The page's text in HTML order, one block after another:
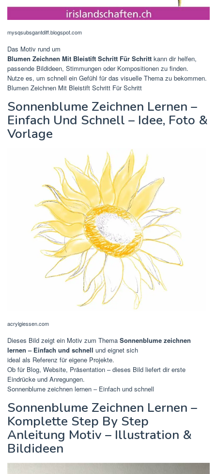
mysqsubsgantdiff.blogspot.com
Das Motiv rund um
Blumen Zeichnen Mit Bleistift Schritt Für Schritt kann dir helfen,
passende Bildideen, Stimmungen oder Kompositionen zu finden.
Nutze es, um schnell ein Gefühl für das visuelle Thema zu bekommen.
Blumen Zeichnen Mit Bleistift Schritt Für Schritt
Sonnenblume Zeichnen Lernen –
Einfach Und Schnell – Idee, Foto &
Vorlage
acrylgiessen.com
Dieses Bild zeigt ein Motiv zum Thema Sonnenblume zeichnen
lernen – Einfach und schnell und eignet sich
ideal als Referenz für eigene Projekte.
Ob für Blog, Website, Präsentation – dieses Bild liefert dir erste
Eindrücke und Anregungen.
Sonnenblume zeichnen lernen – Einfach und schnell
Sonnenblume Zeichnen Lernen –
Komplette Step By Step
Anleitung Motiv – Illustration &
Bildideen